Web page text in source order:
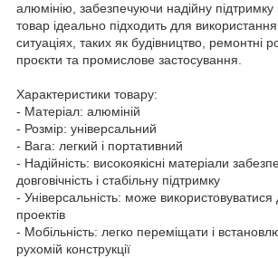
алюмінію, забезпечуючи надійну підтримку
товар ідеально підходить для використання
ситуаціях, таких як будівництво, ремонтні
проєкти та промислове застосування.
Характеристики товару:
- Матеріал: алюміній
- Розмір: універсальний
- Вага: легкий і портативний
- Надійність: високоякісні матеріали
довговічність і стабільну підтримку
- Універсальність: може використовуватися
проектів
- Мобільність: легко переміщати і
рухомій конструкції